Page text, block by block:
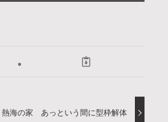
熱海の家 あっという間に型枠解体